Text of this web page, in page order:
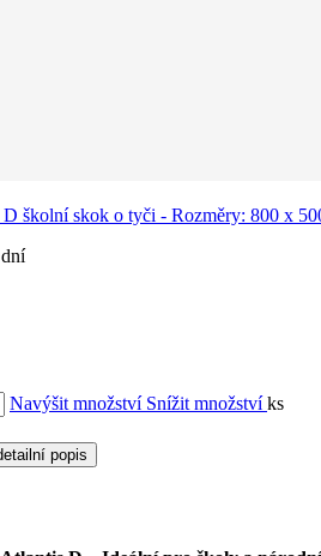
Navýšit množství Snížit množstvíks
popis